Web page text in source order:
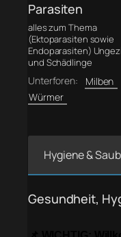
Parasiten
alles zum Thema
(Ektoparasiten sowie
Endoparasiten)
und Schädlinge
Unterforen:
Milben
Würmer
Hygiene &
Gesundheit,